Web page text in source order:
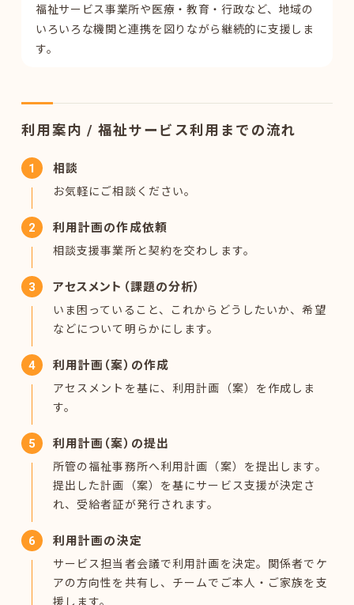
福祉サービス事業所や医療・教育・行政など、地域の
いろいろな機関と連携を図りながら継続的に支援しま
す。
利用案内 / 福祉サービス利用までの流れ
相談
お気軽にご相談ください。
利用計画の作成依頼
相談支援事業所と契約を交わします。
アセスメント（課題の分析）
いま困っていること、これからどうしたいか、希望
などについて明らかにします。
利用計画（案）の作成
アセスメントを基に、利用計画（案）を作成しま
す。
利用計画（案）の提出
所管の福祉事務所へ利用計画（案）を提出します。
提出した計画（案）を基にサービス支援が決定さ
れ、受給者証が発行されます。
利用計画の決定
サービス担当者会議で利用計画を決定。関係者でケ
アの方向性を共有し、チームでご本人・ご家族を支
援します。